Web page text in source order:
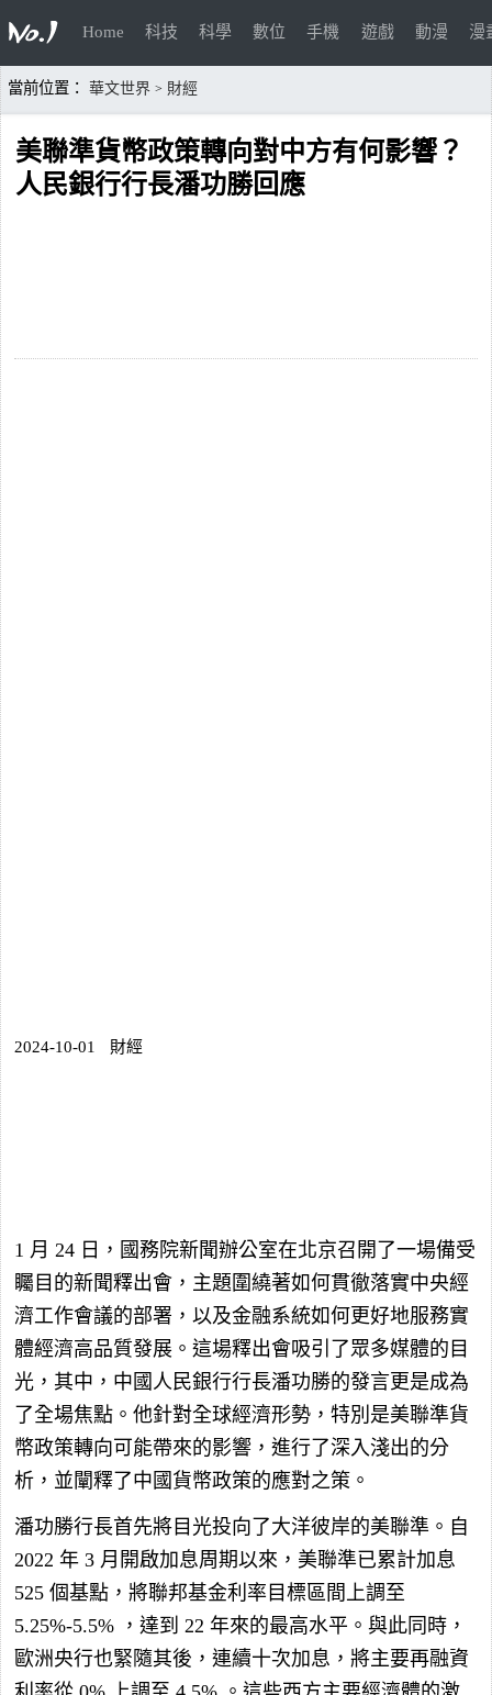
Home 科技 科學 數位 手機 遊戲 動漫 漫
當前位置： 華文世界 > 財經
美聯準貨幣政策轉向對中方有何影響？
人民銀行行長潘功勝回應
2024-10-01 財經
1 月 24 日，國務院新聞辦公室在北京召開了一場備受
矚目的新聞釋出會，主題圍繞著如何貫徹落實中央經
濟工作會議的部署，以及金融系統如何更好地服務實
體經濟高品質發展。這場釋出會吸引了眾多媒體的目
光，其中，中國人民銀行行長潘功勝的發言更是成為
了全場焦點。他針對全球經濟形勢，特別是美聯準貨
幣政策轉向可能帶來的影響，進行了深入淺出的分
析，並闡釋了中國貨幣政策的應對之策。
潘功勝行長首先將目光投向了大洋彼岸的美聯準。自
2022 年 3 月開啟加息周期以來，美聯準已累計加息
525 個基點，將聯邦基金利率目標區間上調至
5.25%-5.5% ，達到 22 年來的最高水平。與此同時，
歐洲央行也緊隨其後，連續十次加息，將主要再融資